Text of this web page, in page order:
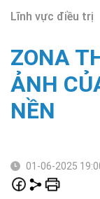
Lĩnh vực điều
ZONA
ẢNH
NỀN
01-06-2025